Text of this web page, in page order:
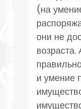
(на
они не
и умение